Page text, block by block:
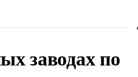
заводах по